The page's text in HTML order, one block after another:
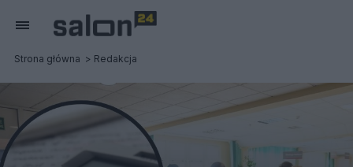
Strona główna Redakcja